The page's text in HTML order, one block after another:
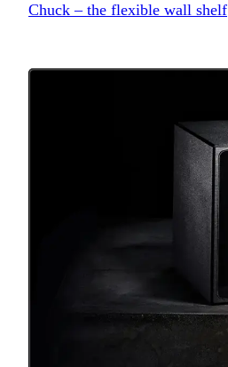
Chuck – the flexible wall shelf